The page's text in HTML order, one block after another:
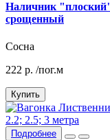
Наличник
срощенный
Сосна
222 р. /пог.м
Купить
Подробнее